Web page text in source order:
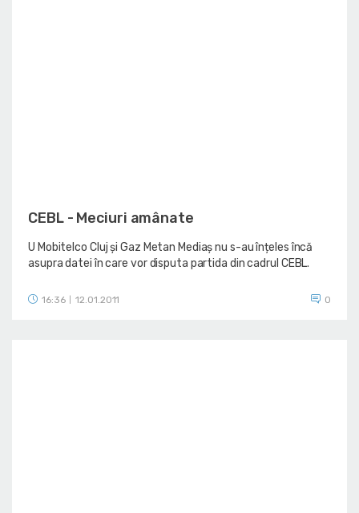
CEBL - Meciuri amânate
U Mobitelco Cluj și Gaz Metan Mediaș nu s-au înțeles încă
asupra datei în care vor disputa partida din cadrul CEBL.
16:36 12.01.2011 0